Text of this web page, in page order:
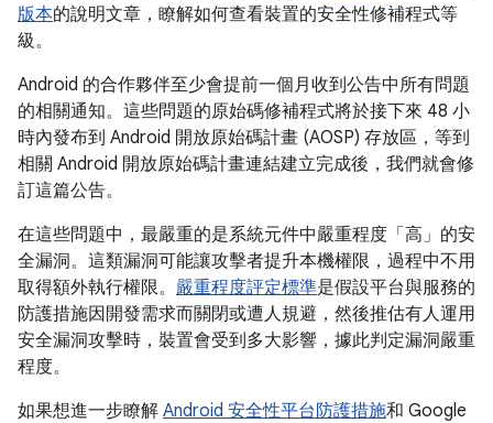
版本的說明文章，瞭解如何查看裝置的安全性修補程式等
級。
Android 的合作夥伴至少會提前一個月收到公告中所有問題
的相關通知。這些問題的原始碼修補程式將於接下來 48 小
時內發布到 Android 開放原始碼計畫 (AOSP) 存放區，等到
相關 Android 開放原始碼計畫連結建立完成後，我們就會修
訂這篇公告。
在這些問題中，最嚴重的是系統元件中嚴重程度「高」的安
全漏洞。這類漏洞可能讓攻擊者提升本機權限，過程中不用
取得額外執行權限。 嚴重程度評定標準是假設平台與服務的
防護措施因開發需求而關閉或遭人規避，然後推估有人運用
安全漏洞攻擊時，裝置會受到多大影響，據此判定漏洞嚴重
程度。
如果想進一步瞭解 Android 安全性平台防護措施和 Google